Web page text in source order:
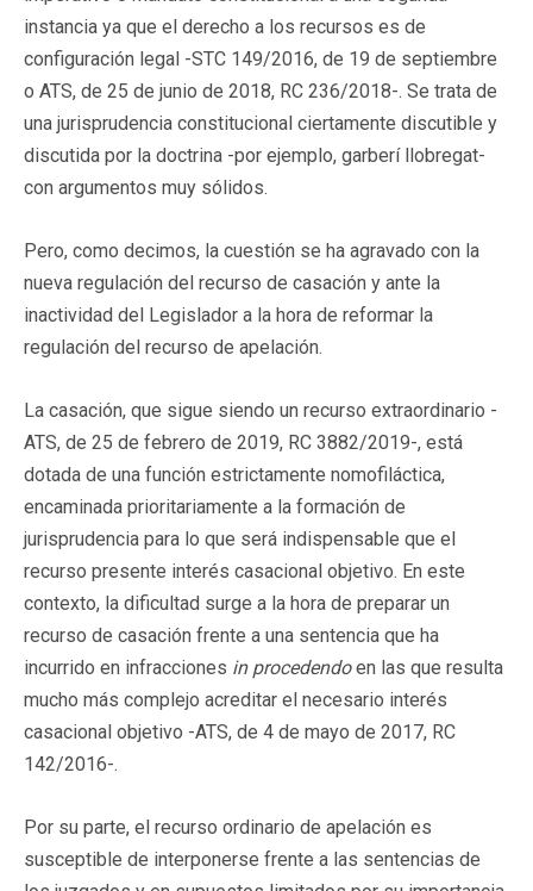
instancia ya que el derecho a los recursos es de
configuración legal -STC 149/2016, de 19 de septiembre
o ATS, de 25 de junio de 2018, RC 236/2018-. Se trata de
una jurisprudencia constitucional ciertamente discutible y
discutida por la doctrina -por ejemplo, garberí llobregat-
con argumentos muy sólidos.
Pero, como decimos, la cuestión se ha agravado con la
nueva regulación del recurso de casación y ante la
inactividad del Legislador a la hora de reformar la
regulación del recurso de apelación.
La casación, que sigue siendo un recurso extraordinario -
ATS, de 25 de febrero de 2019, RC 3882/2019-, está
dotada de una función estrictamente nomofiláctica,
encaminada prioritariamente a la formación de
jurisprudencia para lo que será indispensable que el
recurso presente interés casacional objetivo. En este
contexto, la dificultad surge a la hora de preparar un
recurso de casación frente a una sentencia que ha
incurrido en infracciones in procedendoen las que resulta
mucho más complejo acreditar el necesario interés
casacional objetivo -ATS, de 4 de mayo de 2017, RC
142/2016-.
Por su parte, el recurso ordinario de apelación es
susceptible de interponerse frente a las sentencias de